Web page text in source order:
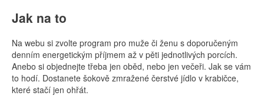
Jak na to
Na webu si zvolte program pro muže či ženu s doporučeným
denním energetickým příjmem až v pěti jednotlivých porcích.
Anebo si objednejte třeba jen oběd, nebo jen večeři. Jak se vám
to hodí. Dostanete šokově zmražené čerstvé jídlo v krabičce,
které stačí jen ohřát.